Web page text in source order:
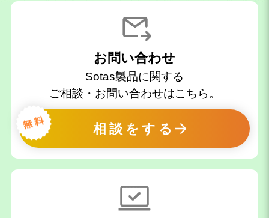
お問い合わせ
Sotas製品に関する
ご相談・お問い合わせはこちら。
相談をする